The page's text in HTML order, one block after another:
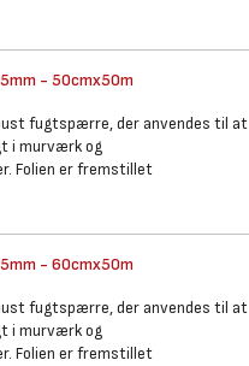
- 50cmx50m
fugtspærre, der anvendes til at
i murværk og
Folien er fremstillet
- 60cmx50m
fugtspærre, der anvendes til at
i murværk og
Folien er fremstillet